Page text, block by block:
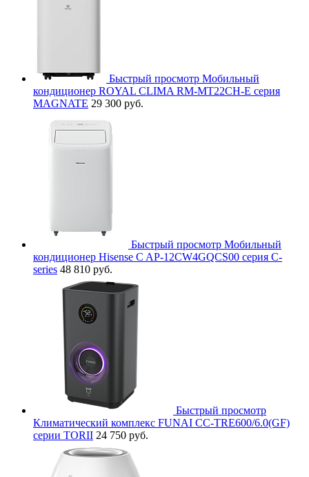
Быстрый просмотр Мобильный
кондиционер ROYAL CLIMA RM-MT22CH-E серия
MAGNATE 29 300 руб.
Быстрый просмотр Мобильный
кондиционер Hisense C AP-12CW4GQCS00 серия C-
series 48 810 руб.
Быстрый просмотр
Климатический комплекс FUNAI CC-TRE600/6.0(GF)
серии TORII 24 750 руб.